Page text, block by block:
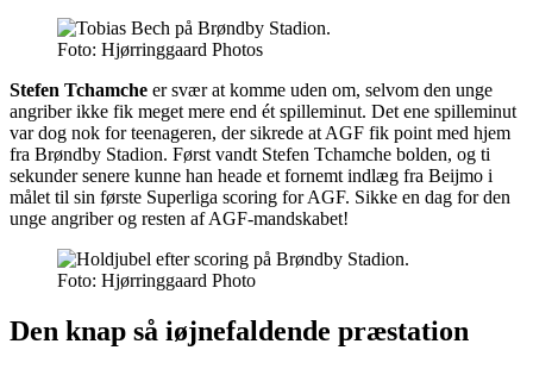
Foto: Hjørringgaard Photos
Stefen Tchamche er svær at komme uden om, selvom den unge
angriber ikke fik meget mere end ét spilleminut. Det ene spilleminut
var dog nok for teenageren, der sikrede at AGF fik point med hjem
fra Brøndby Stadion. Først vandt Stefen Tchamche bolden, og ti
sekunder senere kunne han heade et fornemt indlæg fra Beijmo i
målet til sin første Superliga scoring for AGF. Sikke en dag for den
unge angriber og resten af AGF-mandskabet!
Foto: Hjørringgaard Photo
Den knap så iøjnefaldende præstation